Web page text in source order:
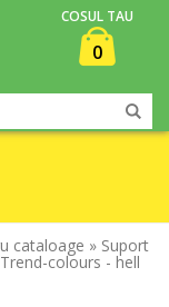
COSUL TAU
0
cataloage » Suport
colours - hell